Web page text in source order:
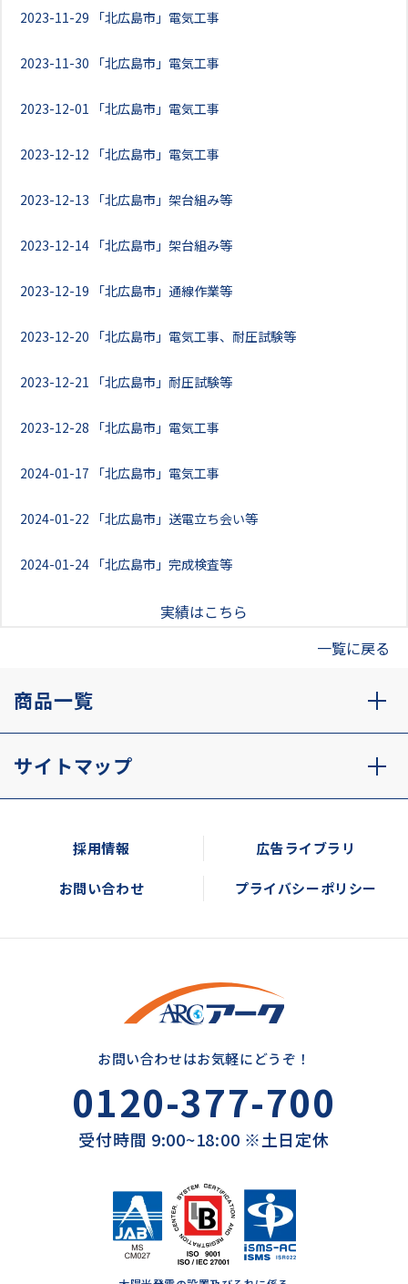
2023-11-29 「北広島市」電気工事
2023-11-30 「北広島市」電気工事
2023-12-01 「北広島市」電気工事
2023-12-12 「北広島市」電気工事
2023-12-13 「北広島市」架台組み等
2023-12-14 「北広島市」架台組み等
2023-12-19 「北広島市」通線作業等
2023-12-20 「北広島市」電気工事、耐圧試験等
2023-12-21 「北広島市」耐圧試験等
2023-12-28 「北広島市」電気工事
2024-01-17 「北広島市」電気工事
2024-01-22 「北広島市」送電立ち会い等
2024-01-24 「北広島市」完成検査等
実績はこちら
一覧に戻る
商品一覧
サイトマップ
採用情報 広告ライブラリ
お問い合わせ プライバシーポリシー
お問い合わせはお気軽にどうぞ！
0120-377-700
受付時間 9:00~18:00 ※土日定休